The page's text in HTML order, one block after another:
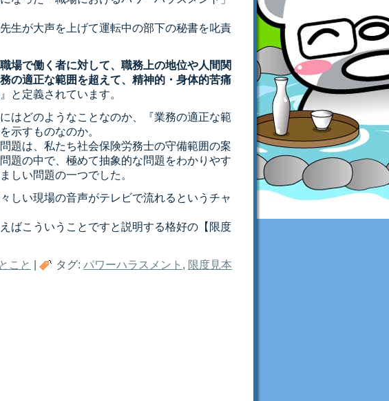
生が大声を上げて運転中の部下の秘書を叱責
場で働く者に対して、職務上の地位や人間関
の適正な範囲を超えて、精神的・身体的苦痛
』と定義されています。
はどのようなことなのか、『業務の適正な範
示すものなのか。
題は、私たち社会保険労務士の守備範囲の案
題の中で、極めて抽象的な問題をわかりやす
しい問題の一つでした。
しい現場の音声がテレビで流れるというチャ
ばこういうことですと説明する格好の【限度
こと タグ: パワーハラスメント , 限度見本